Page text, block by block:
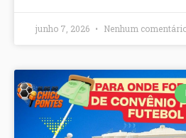
junho 7, 2026 Nenhum